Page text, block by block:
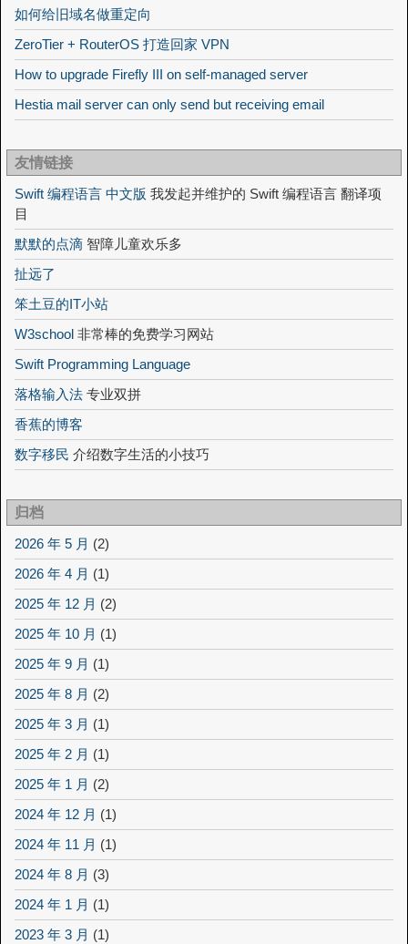
如何给旧域名做重定向
ZeroTier + RouterOS 打造回家 VPN
How to upgrade Firefly III on self-managed server
Hestia mail server can only send but receiving email
友情链接
Swift 编程语言 中文版 我发起并维护的 Swift 编程语言 翻译项
目
默默的点滴 智障儿童欢乐多
扯远了
笨土豆的IT小站
W3school 非常棒的免费学习网站
Swift Programming Language
落格输入法 专业双拼
香蕉的博客
数字移民 介绍数字生活的小技巧
归档
2026 年 5 月 (2)
2026 年 4 月 (1)
2025 年 12 月 (2)
2025 年 10 月 (1)
2025 年 9 月 (1)
2025 年 8 月 (2)
2025 年 3 月 (1)
2025 年 2 月 (1)
2025 年 1 月 (2)
2024 年 12 月 (1)
2024 年 11 月 (1)
2024 年 8 月 (3)
2024 年 1 月 (1)
2023 年 3 月 (1)